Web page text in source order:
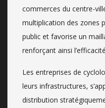
commerces du centre-
multiplication des zones
public et favorise un
renforçant ainsi
Les entreprises de
leurs infrastructures,
distribution